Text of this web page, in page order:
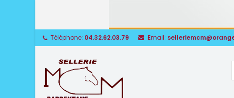
Téléphone: 04.32.62.03.79 Email: